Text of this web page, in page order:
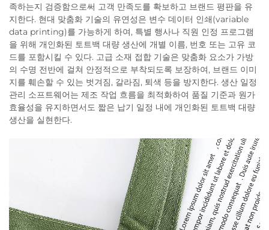
족하는지 검증함으로써 고객 만족도를 확보하고 브랜드 평판을 유
지한다. 현대 맞춤화 기술의 유연성은 변수 데이터 인쇄(variable
data printing)를 가능하게 하여, 특별 행사나 직원 인정 프로그램
을 위해 개인화된 토트백 대량 생산에 개별 이름, 번호 또는 고유 코
드를 포함시킬 수 있다. 고급 소재 접합 기술은 맞춤화 요소가 가방
의 수명 전반에 걸쳐 안정적으로 부착되도록 보장하여, 브랜드 이미
지를 훼손할 수 있는 벗겨짐, 갈라짐, 퇴색 등을 방지한다. 생산 일정
관리 소프트웨어는 제조 작업 흐름을 최적화하여 품질 기준과 원가
효율성을 유지하면서도 짧은 납기 일정 내에 개인화된 토트백 대량
생산을 실현한다.